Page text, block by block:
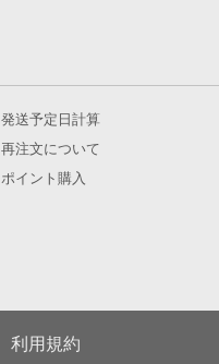
発送予定日計算
再注文について
ポイント購入
利用規約